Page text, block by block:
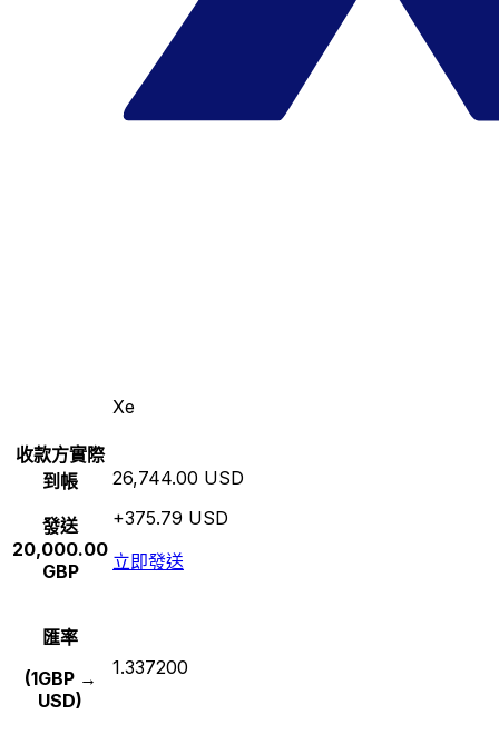
Xe
收款方實際
到帳
發送
20,000.00
GBP
26,744.00 USD
+375.79 USD
立即發送
匯率
(1GBP →
USD)
1.337200